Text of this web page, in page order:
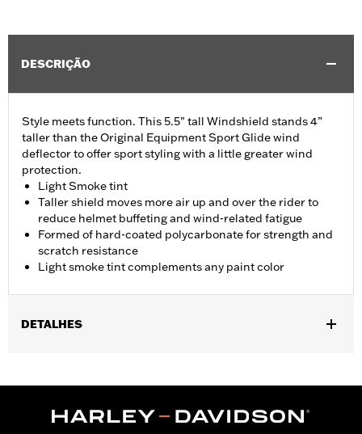
DESCRIÇÃO
Style meets function. This 5.5" tall Windshield stands 4”
taller than the Original Equipment Sport Glide wind
deflector to offer sport styling with a little greater wind
protection.
Light Smoke tint
Taller shield moves more air up and over the rider to
reduce helmet buffeting and wind-related fatigue
Formed of hard-coated polycarbonate for strength and
scratch resistance
Light smoke tint complements any paint color
DETALHES
16 Inches